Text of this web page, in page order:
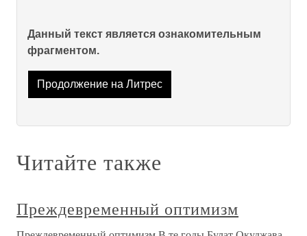
Данный текст является ознакомительным
фрагментом.
Продолжение на Литрес
Читайте также
Преждевременный оптимизм